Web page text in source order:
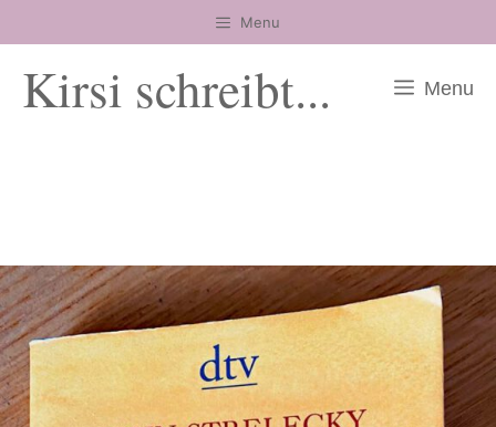
Inhalt
springen
Menu
Kirsi schreibt... Menu